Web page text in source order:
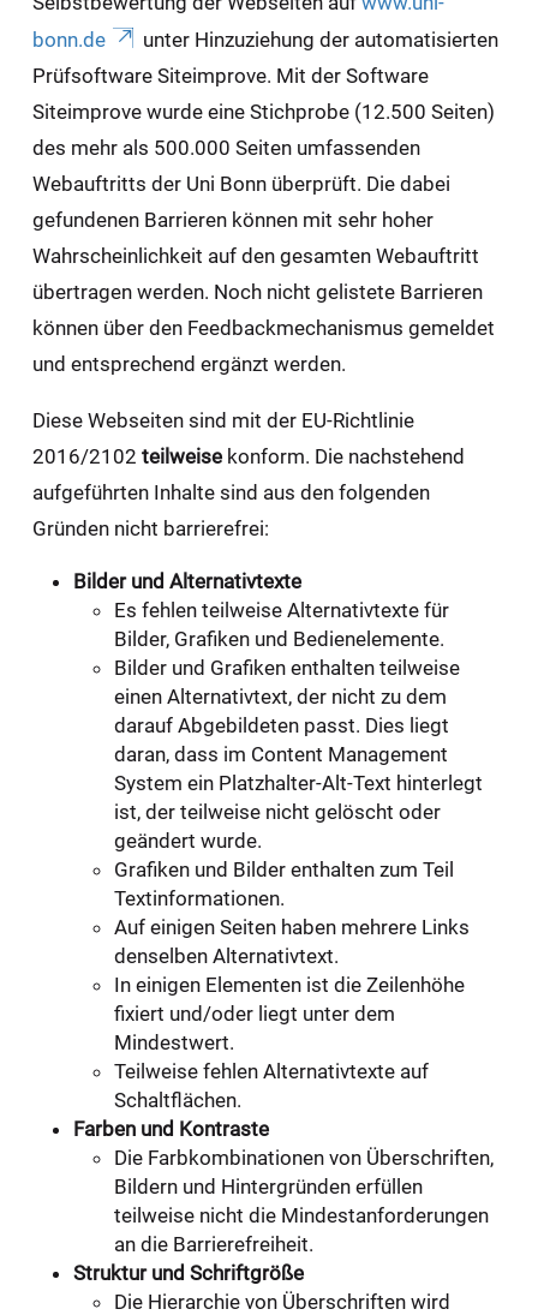
bonn.de
unter Hinzuziehung der automatisierten
Prüfsoftware Siteimprove. Mit der Software
Siteimprove wurde eine Stichprobe (12.500 Seiten)
des mehr als 500.000 Seiten umfassenden
Webauftritts der Uni Bonn überprüft. Die dabei
gefundenen Barrieren können mit sehr hoher
Wahrscheinlichkeit auf den gesamten Webauftritt
übertragen werden. Noch nicht gelistete Barrieren
können über den Feedbackmechanismus gemeldet
und entsprechend ergänzt werden.
Diese Webseiten sind mit der EU-Richtlinie
2016/2102 teilweisekonform. Die nachstehend
aufgeführten Inhalte sind aus den folgenden
Gründen nicht barrierefrei:
Bilder und Alternativtexte
Es fehlen teilweise Alternativtexte für
Bilder, Grafiken und Bedienelemente.
Bilder und Grafiken enthalten teilweise
einen Alternativtext, der nicht zu dem
darauf Abgebildeten passt. Dies liegt
daran, dass im Content Management
System ein Platzhalter-Alt-Text hinterlegt
ist, der teilweise nicht gelöscht oder
geändert wurde.
Grafiken und Bilder enthalten zum Teil
Textinformationen.
Auf einigen Seiten haben mehrere Links
denselben Alternativtext.
In einigen Elementen ist die Zeilenhöhe
fixiert und/oder liegt unter dem
Mindestwert.
Teilweise fehlen Alternativtexte auf
Schaltflächen.
Farben und Kontraste
Die Farbkombinationen von Überschriften,
Bildern und Hintergründen erfüllen
teilweise nicht die Mindestanforderungen
an die Barrierefreiheit.
Struktur und Schriftgröße
Die Hierarchie von Überschriften wird